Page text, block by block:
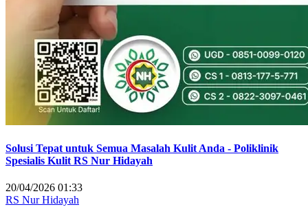
Solusi Tepat untuk Semua Masalah Kulit Anda - Poliklinik
Spesialis Kulit RS Nur Hidayah
20/04/2026 01:33
RS Nur Hidayah